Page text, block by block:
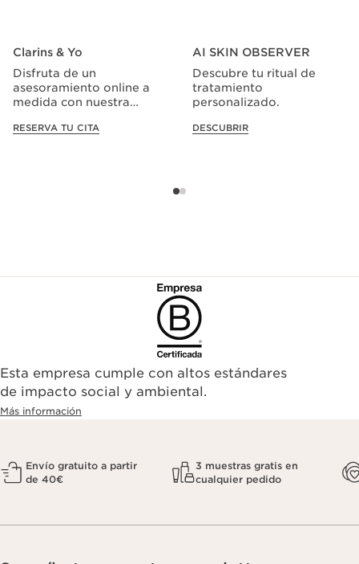
Clarins & Yo
Disfruta de un
asesoramiento online a
medida con nuestra
RESERVA TU CITA
AI SKIN OBSERVER
Descubre tu ritual de
tratamiento
personalizado.
DESCUBRIR
Esta empresa cumple con altos estándares
de impacto social y ambiental.
Más información
Envío gratuito a partir
de 40€
3 muestras gratis en
cualquier pedido